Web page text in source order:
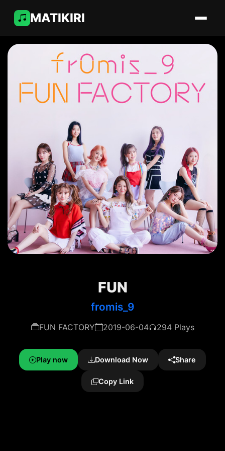
MATIKIRI
FUN
fromis_9
FUN FACTORY 2019-06-04 294 Plays
Play now Download Now Share
Copy Link